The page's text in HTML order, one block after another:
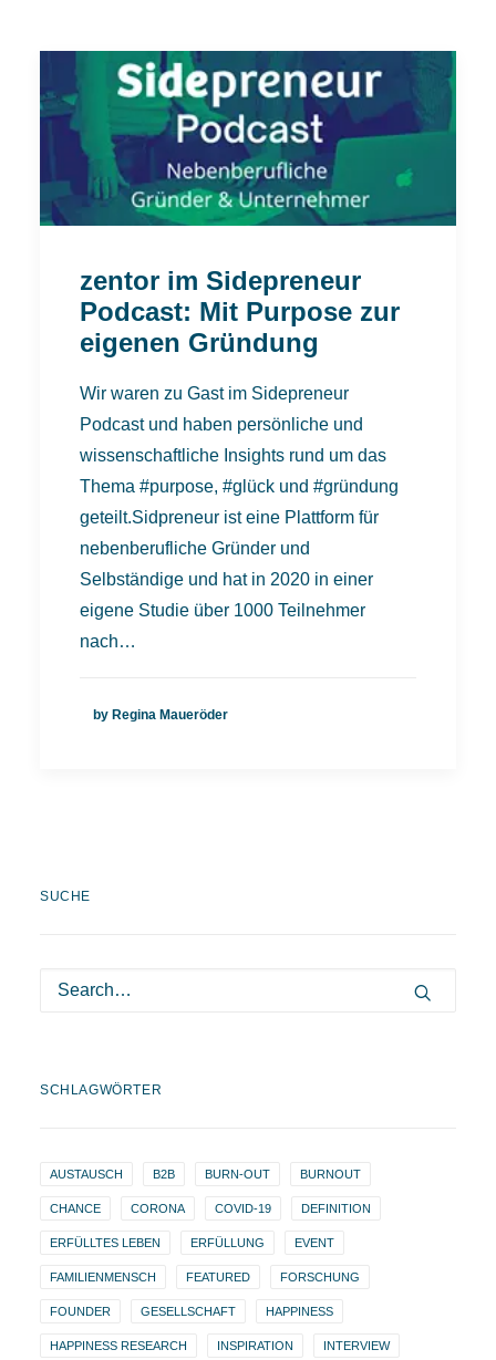
zentor im Sidepreneur
Podcast: Mit Purpose zur
eigenen Gründung
Wir waren zu Gast im Sidepreneur
Podcast und haben persönliche und
wissenschaftliche Insights rund um das
Thema #purpose, #glück und #gründung
geteilt.Sidpreneur ist eine Plattform für
nebenberufliche Gründer und
Selbständige und hat in 2020 in einer
eigene Studie über 1000 Teilnehmer
nach…
by Regina Maueröder
SUCHE
SCHLAGWÖRTER
AUSTAUSCH B2B BURN-OUT BURNOUT
CHANCE CORONA COVID-19 DEFINITION
ERFÜLLTES LEBEN ERFÜLLUNG EVENT
FAMILIENMENSCH FEATURED FORSCHUNG
FOUNDER GESELLSCHAFT HAPPINESS
HAPPINESS RESEARCH INSPIRATION INTERVIEW